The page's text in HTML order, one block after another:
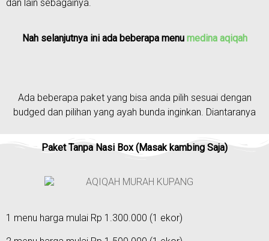
dan lain sebagainya.
Nah selanjutnya ini ada beberapa menu medina aqiqah
Ada beberapa paket yang bisa anda pilih sesuai dengan
budged dan pilihan yang ayah bunda inginkan. Diantaranya
Paket Tanpa Nasi Box (Masak kambing Saja)
1 menu harga mulai Rp 1.300.000 (1 ekor)